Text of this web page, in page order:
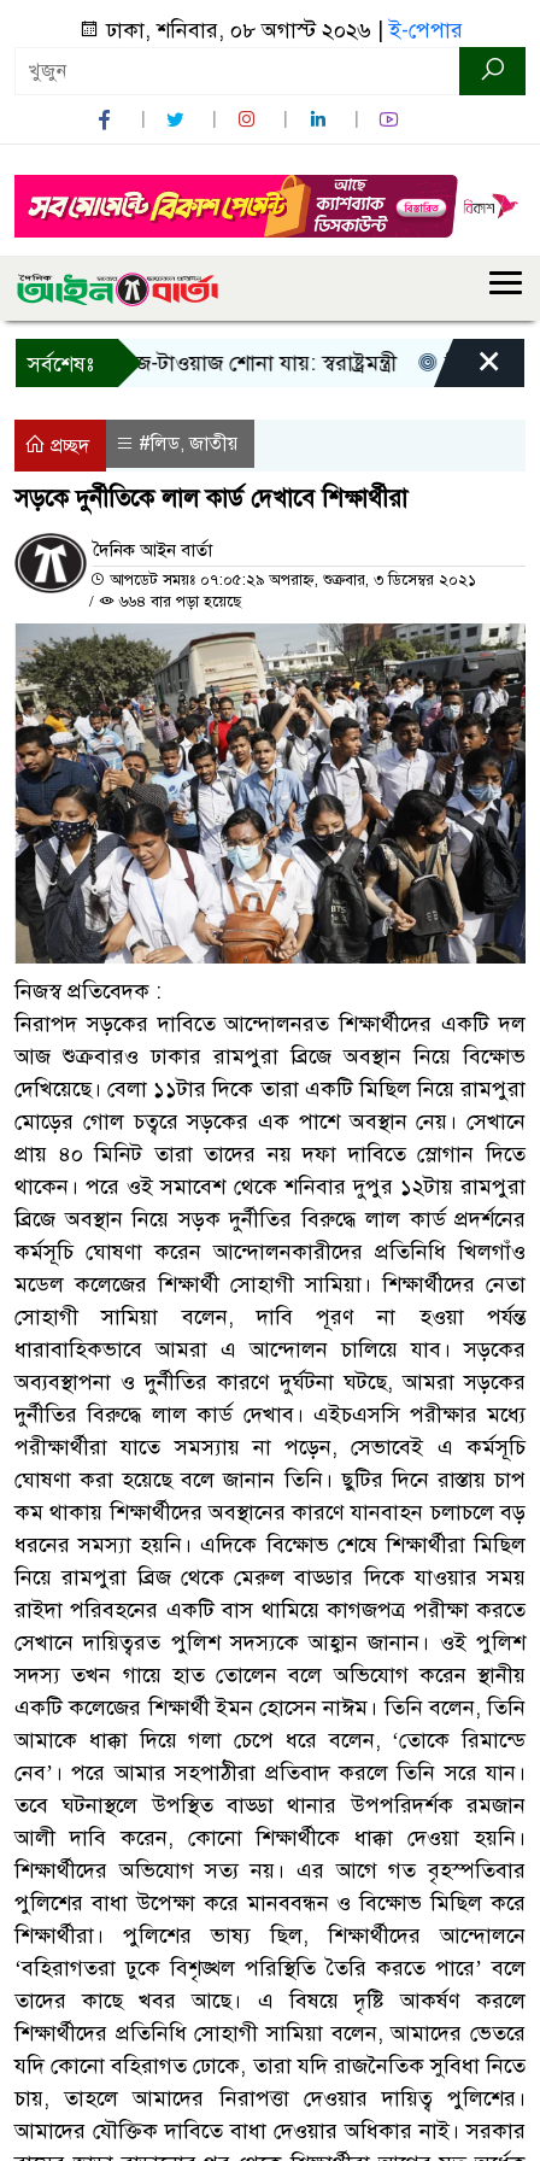
ঢাকা, শনিবার, ০৮ অগাস্ট ২০২৬ |ই-পেপার
সর্বশেষঃ
শুধু আওয়াজ-টাওয়াজ শোনা যায়: স্বরাষ্ট্রমন্ত্রী তিন দিনের
×
প্রচ্ছদ #লিড,জাতীয়
সড়কে দুর্নীতিকে লাল কার্ড দেখাবে শিক্ষার্থীরা
দৈনিক আইন বার্তা
আপডেট সময়ঃ ০৭:০৫:২৯ অপরাহ্ন, শুক্রবার, ৩ ডিসেম্বর ২০২১
/
৬৬৪ বার পড়া হয়েছে
নিজস্ব প্রতিবেদক :
নিরাপদ সড়কের দাবিতে আন্দোলনরত শিক্ষার্থীদের একটি দল
আজ শুক্রবারও ঢাকার রামপুরা ব্রিজে অবস্থান নিয়ে বিক্ষোভ
দেখিয়েছে। বেলা ১১টার দিকে তারা একটি মিছিল নিয়ে রামপুরা
মোড়ের গোল চত্বরে সড়কের এক পাশে অবস্থান নেয়। সেখানে
প্রায় ৪০ মিনিট তারা তাদের নয় দফা দাবিতে স্লোগান দিতে
থাকেন। পরে ওই সমাবেশ থেকে শনিবার দুপুর ১২টায় রামপুরা
ব্রিজে অবস্থান নিয়ে সড়ক দুর্নীতির বিরুদ্ধে লাল কার্ড প্রদর্শনের
কর্মসূচি ঘোষণা করেন আন্দোলনকারীদের প্রতিনিধি খিলগাঁও
মডেল কলেজের শিক্ষার্থী সোহাগী সামিয়া। শিক্ষার্থীদের নেতা
সোহাগী সামিয়া বলেন, দাবি পূরণ না হওয়া পর্যন্ত
ধারাবাহিকভাবে আমরা এ আন্দোলন চালিয়ে যাব। সড়কের
অব্যবস্থাপনা ও দুর্নীতির কারণে দুর্ঘটনা ঘটছে, আমরা সড়কের
দুর্নীতির বিরুদ্ধে লাল কার্ড দেখাব। এইচএসসি পরীক্ষার মধ্যে
পরীক্ষার্থীরা যাতে সমস্যায় না পড়েন, সেভাবেই এ কর্মসূচি
ঘোষণা করা হয়েছে বলে জানান তিনি। ছুটির দিনে রাস্তায় চাপ
কম থাকায় শিক্ষার্থীদের অবস্থানের কারণে যানবাহন চলাচলে বড়
ধরনের সমস্যা হয়নি। এদিকে বিক্ষোভ শেষে শিক্ষার্থীরা মিছিল
নিয়ে রামপুরা ব্রিজ থেকে মেরুল বাড্ডার দিকে যাওয়ার সময়
রাইদা পরিবহনের একটি বাস থামিয়ে কাগজপত্র পরীক্ষা করতে
সেখানে দায়িত্বরত পুলিশ সদস্যকে আহ্বান জানান। ওই পুলিশ
সদস্য তখন গায়ে হাত তোলেন বলে অভিযোগ করেন স্থানীয়
একটি কলেজের শিক্ষার্থী ইমন হোসেন নাঈম। তিনি বলেন, তিনি
আমাকে ধাক্কা দিয়ে গলা চেপে ধরে বলেন, ‘তোকে রিমান্ডে
নেব’। পরে আমার সহপাঠীরা প্রতিবাদ করলে তিনি সরে যান।
তবে ঘটনাস্থলে উপস্থিত বাড্ডা থানার উপপরিদর্শক রমজান
আলী দাবি করেন, কোনো শিক্ষার্থীকে ধাক্কা দেওয়া হয়নি।
শিক্ষার্থীদের অভিযোগ সত্য নয়। এর আগে গত বৃহস্পতিবার
পুলিশের বাধা উপেক্ষা করে মানববন্ধন ও বিক্ষোভ মিছিল করে
শিক্ষার্থীরা। পুলিশের ভাষ্য ছিল, শিক্ষার্থীদের আন্দোলনে
‘বহিরাগতরা ঢুকে বিশৃঙ্খল পরিস্থিতি তৈরি করতে পারে’ বলে
তাদের কাছে খবর আছে। এ বিষয়ে দৃষ্টি আকর্ষণ করলে
শিক্ষার্থীদের প্রতিনিধি সোহাগী সামিয়া বলেন, আমাদের ভেতরে
যদি কোনো বহিরাগত ঢোকে, তারা যদি রাজনৈতিক সুবিধা নিতে
চায়, তাহলে আমাদের নিরাপত্তা দেওয়ার দায়িত্ব পুলিশের।
আমাদের যৌক্তিক দাবিতে বাধা দেওয়ার অধিকার নাই। সরকার